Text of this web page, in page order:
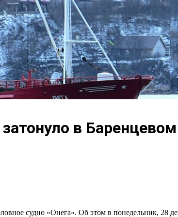
в
судно «Онега». Об этом в понедельник, 28